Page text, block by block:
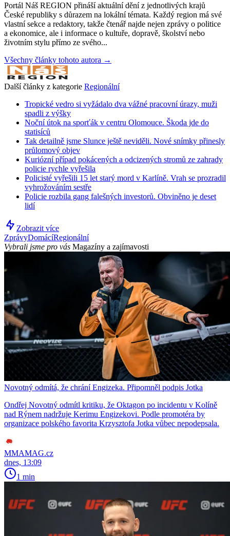
Portál Náš REGION přináší aktuální dění z jednotlivých krajů
České republiky s důrazem na lokální témata. Každý region má své
vlastní sekce a redaktory, takže čtenář najde nejen zprávy o politice
a ekonomice, ale i informace o kultuře, dopravě, školství nebo
životním stylu přímo ze svého...
Všechny články tohoto autora →
Další články z kategorie Regionální
Tropické vedro si vyžádalo dva vážné pracovní úrazy, muži
spadli z výšky
Noční útok na sporťák v centru Olomouce. Škoda jde do
statisíců
Tak detailně jsme Slunce ještě neviděli. Nové snímky přinesly
průlomový objev
Kuriózní případ pokácených a odcizených stromů ze zahrady
policie rychle vyřešila
Policisté vyřešili 15 let starý mord v Karlíně. Vrah se prozradil
vyhrožováním sestře
Policie rozbila gang falešných investorů. Obviněno je deset
lidí
Zobrazit více
ZprávyDomácíRegionální
Vybrali jsme pro vás Magazíny a zajímavosti
Novotný odmítá, že chrání Engizeka. Připomněl podpis Jotka
Ondřej Novotný odmítl kritiku, že Oktagon po incidentu v Kolíně
nad Rýnem nadržuje Kerimu Engizekovi. Podle promotéra by
organizace polského favorita Krzysztofa Jotka vůbec nepodepsala.
MMAMAG.cz
dnes, 13:09
1 min